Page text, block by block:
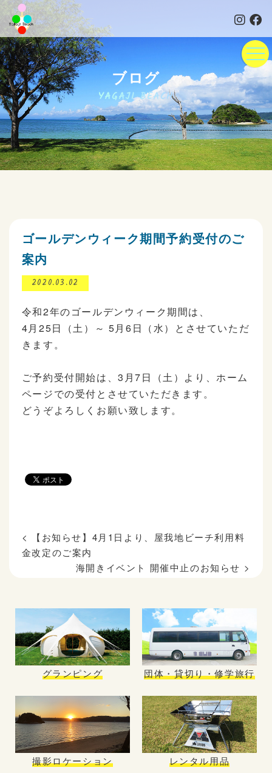
ブログ
YAGAJI BEACH
ゴールデンウィーク期間予約受付のご
案内
2020.03.02
令和2年のゴールデンウィーク期間は、
4月25日（土）～ 5月6日（水）とさせていただ
きます。
ご予約受付開始は、3月7日（土）より、ホーム
ページでの受付とさせていただきます。
どうぞよろしくお願い致します。
<
【お知らせ】4月1日より、屋我地ビーチ利用料
金改定のご案内
海開きイベント 開催中止のお知らせ >
グランピング 団体・貸切り・修学旅行
撮影ロケーション レンタル用品